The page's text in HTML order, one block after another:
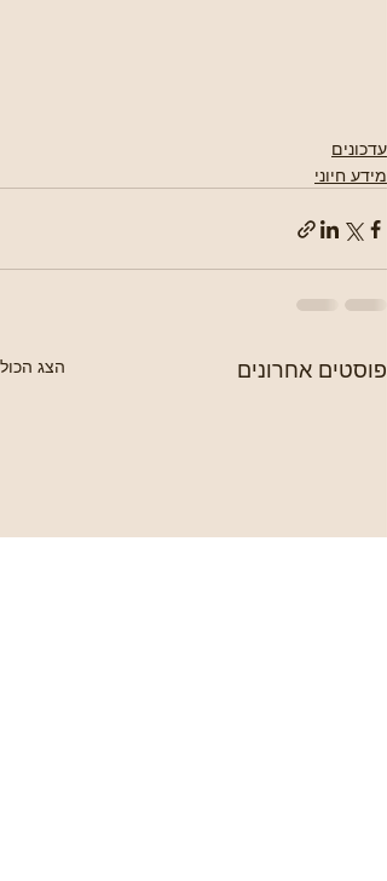
עדכונים
מידע חיוני
פוסטים אחרונים הצג הכול